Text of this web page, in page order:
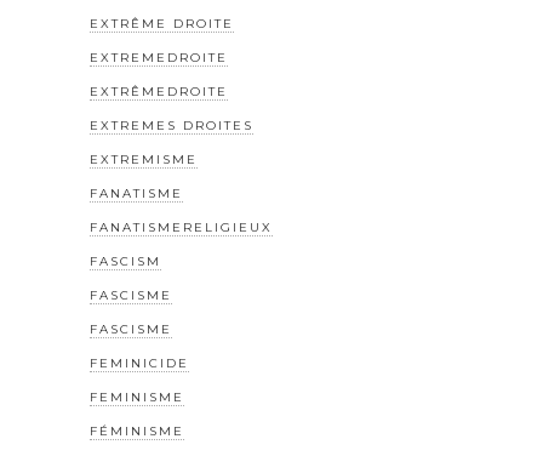
EXTRÊME DROITE
EXTREMEDROITE
EXTRÊMEDROITE
EXTREMES DROITES
EXTREMISME
FANATISME
FANATISMERELIGIEUX
FASCISM
FASCISME
FASCISME
FEMINICIDE
FEMINISME
FÉMINISME